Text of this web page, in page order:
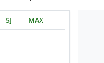
5J MAX